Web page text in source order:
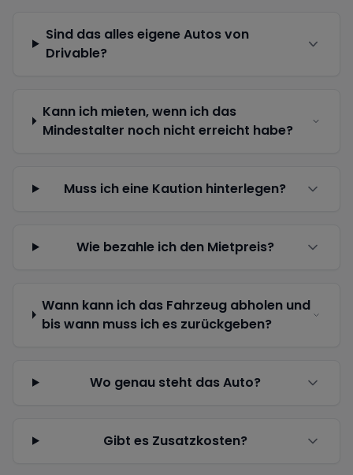
Sind das alles eigene Autos von
Drivable?
Kann ich mieten, wenn ich das
Mindestalter noch nicht erreicht habe?
Muss ich eine Kaution hinterlegen?
Wie bezahle ich den Mietpreis?
Wann kann ich das Fahrzeug abholen und
bis wann muss ich es zurückgeben?
Wo genau steht das Auto?
Gibt es Zusatzkosten?